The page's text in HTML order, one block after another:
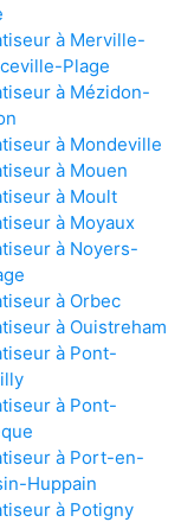
à Merville-
Plage
à Mézidon-
à Mondeville
à Mouen
à Moult
à Moyaux
à Noyers-
à Orbec
à Ouistreham
à Pont-
à Pont-
à Port-en-
Huppain
à Potigny